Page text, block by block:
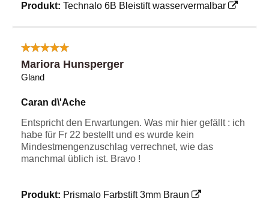
Produkt: Technalo 6B Bleistift wasservermalbar
Mariora Hunsperger
Gland
Caran d\'Ache
Entspricht den Erwartungen. Was mir hier gefällt : ich
habe für Fr 22 bestellt und es wurde kein
Mindestmengenzuschlag verrechnet, wie das
manchmal üblich ist. Bravo !
Produkt: Prismalo Farbstift 3mm Braun